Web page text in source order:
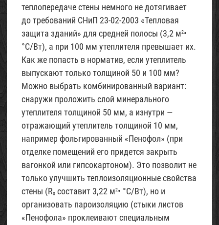
теплопередаче стены немного не дотягивает
до требований СНиП 23-02-2003 «Тепловая
защита зданий» для средней полосы (3,2 м2•
°С/Вт), а при 100 мм утеплителя превышает их.
Как же попасть в норматив, если утеплитель
выпускают только толщиной 50 и 100 мм?
Можно выбрать комбинированный вариант:
снаружи проложить слой минерального
утеплителя толщиной 50 мм, а изнутри —
отражающий утеплитель толщиной 10 мм,
например фольгированный «Пенофол» (при
отделке помещений его придется закрыть
вагонкой или гипсокартоном). Это позволит не
только улучшить теплоизоляционные свойства
стены (R0 составит 3,22 м2• °С/Вт), но и
организовать пароизоляцию (стыки листов
«Пенофола» проклеивают специальным